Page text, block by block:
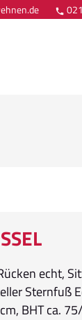

echt,
Sternfuß
BHT ca.